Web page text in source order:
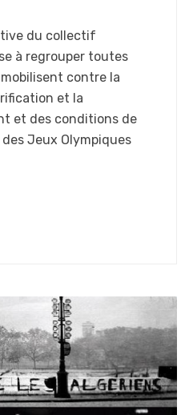
du collectif
à regrouper toutes
contre la
et la
et des conditions de
Jeux Olympiques